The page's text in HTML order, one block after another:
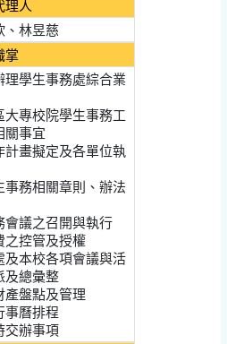
理人
、林昱慈
掌
理學生事務處綜合業
大專校院學生事務工
關事宜
計畫擬定及各單位執
事務相關章則、辦法
會議之召開與執行
之控管及授權
及本校各項會議與活
及總彙整
產盤點及管理
事曆排程
交辦事項